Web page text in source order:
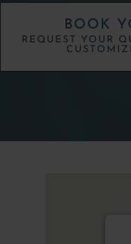
BOOK
REQUEST YOUR